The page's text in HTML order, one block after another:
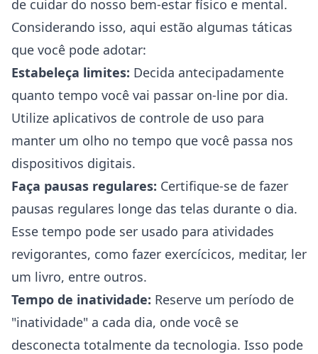
de cuidar do nosso bem-estar físico e mental.
Considerando isso, aqui estão algumas táticas
que você pode adotar:
Estabeleça limites: Decida antecipadamente
quanto tempo você vai passar on-line por dia.
Utilize aplicativos de controle de uso para
manter um olho no tempo que você passa nos
dispositivos digitais.
Faça pausas regulares: Certifique-se de fazer
pausas regulares longe das telas durante o dia.
Esse tempo pode ser usado para atividades
revigorantes, como fazer exercícicos, meditar, ler
um livro, entre outros.
Tempo de inatividade: Reserve um período de
"inatividade" a cada dia, onde você se
desconecta totalmente da tecnologia. Isso pode